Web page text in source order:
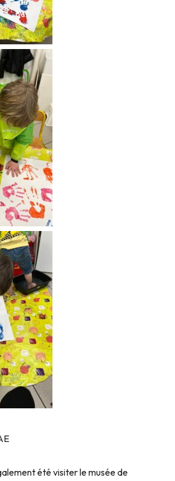
été visiter le musée de